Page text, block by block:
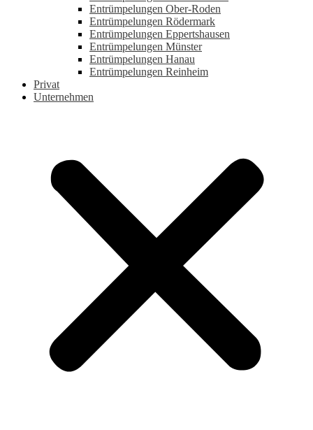
Entrümpelungen Ober-Roden
Entrümpelungen Rödermark
Entrümpelungen Eppertshausen
Entrümpelungen Münster
Entrümpelungen Hanau
Entrümpelungen Reinheim
Privat
Unternehmen